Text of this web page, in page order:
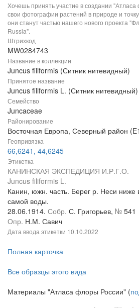
Хочешь принять участие в создании
свои фотографии растений в природе и
они станут частью нашего нового проекта
Russia".
Штрихкод
MW0284743
Название в коллекции
Juncus filiformis (Ситник нитевидный)
Принятое название
Juncus filiformis L. (Ситник нитевидный)
Семейство
Juncaceae
Районирование
Восточная Европа, Северный район
Геопривязка
66,6241, 44,6245
Этикетка
КАНИНСКАЯ ЭКСПЕДИЦИЯ И.Р.Г.О.
Juncus filiformis L.
Канин, южн. часть. Берег р. Неси ниже
самой воды.
28.06.1914. Собр. С. Григорьев, № 541
Опр. Н.М. Савич
Дата ввода этикетки 10.10.2022
Полная карточка
Все образцы этого вида
Материалы "Атласа флоры России" (